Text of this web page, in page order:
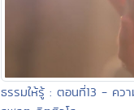
ธรรมให้รู้ : ตอนที่13 - คว